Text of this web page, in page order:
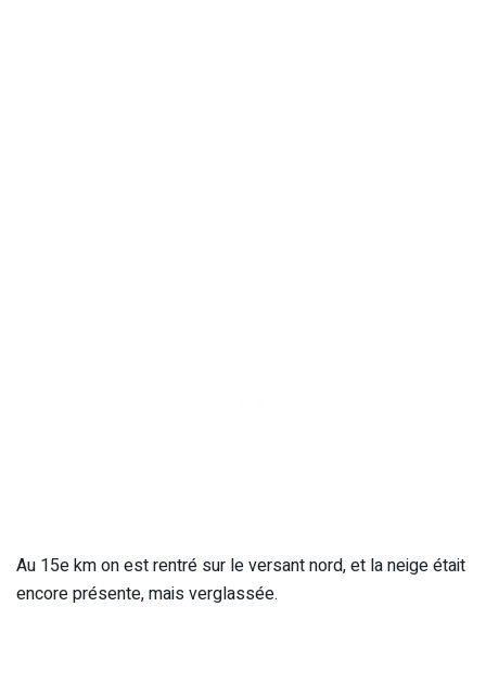
Au 15e km on est rentré sur le versant nord, et la neige était
encore présente, mais verglassée.